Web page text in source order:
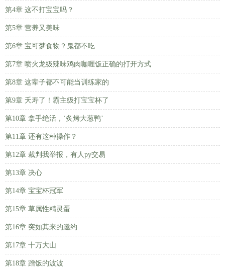
第4章 这不打宝宝吗？
第5章 营养又美味
第6章 宝可梦食物？鬼都不吃
第7章 喷火龙级辣味鸡肉咖喱饭正确的打开方式
第8章 这辈子都不可能当训练家的
第9章 夭寿了！霸主级打宝宝杯了
第10章 拿手绝活，‘炙烤大葱鸭’
第11章 还有这种操作？
第12章 裁判我举报，有人py交易
第13章 决心
第14章 宝宝杯冠军
第15章 草属性精灵蛋
第16章 突如其来的邀约
第17章 十万大山
第18章 蹭饭的波波